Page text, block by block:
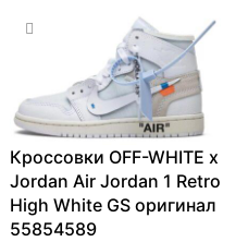
Кроссовки OFF-WHITE x
Jordan Air Jordan 1 Retro
High White GS оригинал
55854589